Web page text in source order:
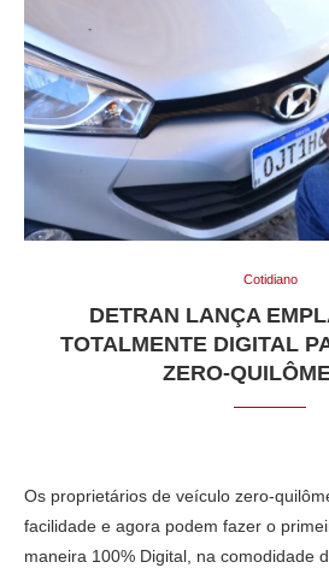
Cotidiano
DETRAN LANÇA
TOTALMENTE DIGITAL
ZERO-
Os proprietários de veículo zero-
facilidade e agora podem fazer o
maneira 100% Digital, na comodidade